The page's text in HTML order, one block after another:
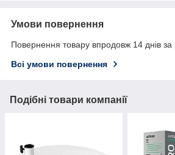
Умови повернення
Повернення товару впродовж 14 днів за
Всі умови повернення
Подібні товари компанії